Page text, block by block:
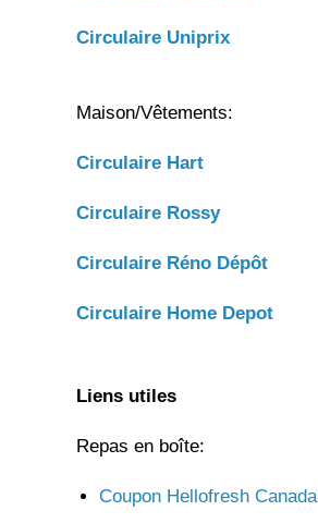
Circulaire Uniprix
Maison/Vêtements:
Circulaire Hart
Circulaire Rossy
Circulaire Réno Dépôt
Circulaire Home Depot
Liens utiles
Repas en boîte:
Coupon Hellofresh Canada